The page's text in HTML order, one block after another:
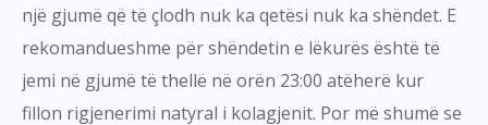
një gjumë që të çlodh nuk ka qetësi nuk ka shëndet. E
rekomandueshme për shëndetin e lëkurës është të
jemi në gjumë të thellë në orën 23:00 atëherë kur
fillon rigjenerimi natyral i kolagjenit. Por më shumë se